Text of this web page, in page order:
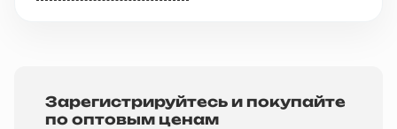
Зарегистрируйтесь и покупайте
по оптовым ценам